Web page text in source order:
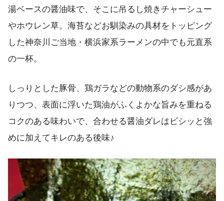
湯ベースの醤油味で、そこに吊るし焼きチャーシュー
やホウレン草。海苔などお馴染みの具材をトッピング
した神奈川ご当地・横浜家系ラーメンの中でも元直系
の一杯。
しっりとした豚骨、鶏ガラなどの動物系のダシ感があ
りつつ、表面に浮いた鶏油がふくよかな旨みを重ねる
コクのある味わいで、合わせる醤油ダレはビシッと強
めに加えてキレのある後味♪